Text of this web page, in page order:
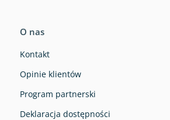
O nas
Kontakt
Opinie klientów
Program partnerski
Deklaracja dostępności